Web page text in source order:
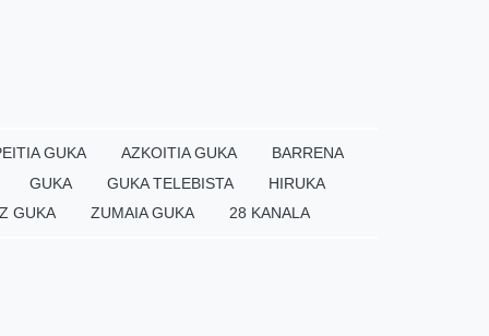
GUKA AZKOITIA GUKA
BARRENA
GUKA
GUKA TELEBISTA
HIRUKA
GUKA
ZUMAIA GUKA 28 KANALA